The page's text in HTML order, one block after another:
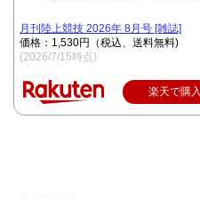
月刊陸上競技 2026年 8月号 [雑誌]
価格：1,530円（税込、送料無料)
(2026/7/15時点)
楽天で購入